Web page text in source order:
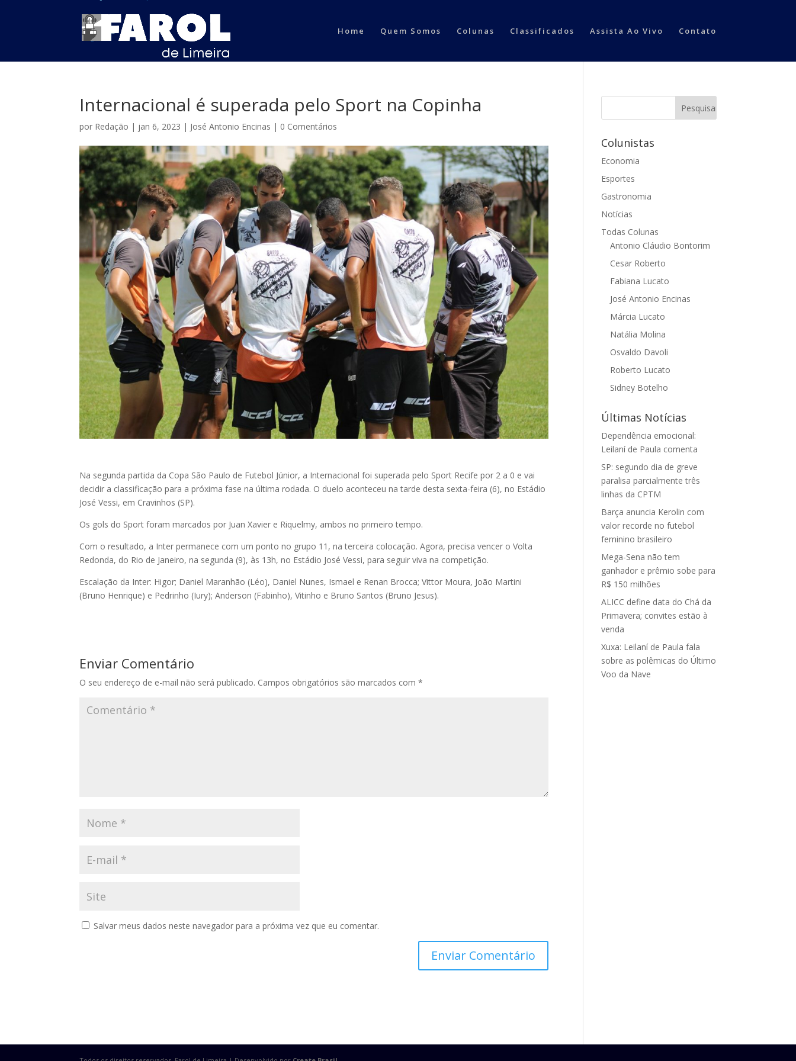
Home Quem Somos Colunas Classificados Assista Ao Vivo Contato
Internacional é superada pelo Sport na Copinha
por Redação | jan 6, 2023 | José Antonio Encinas | 0 Comentários
Na segunda partida da Copa São Paulo de Futebol Júnior, a Internacional foi superada pelo Sport Recife por 2 a 0 e vai
decidir a classificação para a próxima fase na última rodada. O duelo aconteceu na tarde desta sexta-feira (6), no Estádio
José Vessi, em Cravinhos (SP).
Os gols do Sport foram marcados por Juan Xavier e Riquelmy, ambos no primeiro tempo.
Com o resultado, a Inter permanece com um ponto no grupo 11, na terceira colocação. Agora, precisa vencer o Volta
Redonda, do Rio de Janeiro, na segunda (9), às 13h, no Estádio José Vessi, para seguir viva na competição.
Escalação da Inter: Higor; Daniel Maranhão (Léo), Daniel Nunes, Ismael e Renan Brocca; Vittor Moura, João Martini
(Bruno Henrique) e Pedrinho (Iury); Anderson (Fabinho), Vitinho e Bruno Santos (Bruno Jesus).
Enviar Comentário
O seu endereço de e-mail não será publicado. Campos obrigatórios são marcados com*
Salvar meus dados neste navegador para a próxima vez que eu comentar.
Colunistas
Economia
Esportes
Gastronomia
Notícias
Todas Colunas
Antonio Cláudio Bontorim
Cesar Roberto
Fabiana Lucato
José Antonio Encinas
Márcia Lucato
Natália Molina
Osvaldo Davoli
Roberto Lucato
Sidney Botelho
Últimas Notícias
Dependência emocional:
Leilaní de Paula comenta
SP: segundo dia de greve
paralisa parcialmente três
linhas da CPTM
Barça anuncia Kerolin com
valor recorde no futebol
feminino brasileiro
Mega-Sena não tem
ganhador e prêmio sobe para
R$ 150 milhões
ALICC define data do Chá da
Primavera; convites estão à
venda
Xuxa: Leilaní de Paula fala
sobre as polêmicas do Último
Voo da Nave